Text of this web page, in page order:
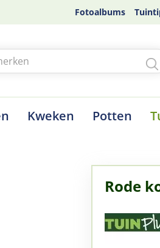
Fotoalbums
Kweken Potten
Rode